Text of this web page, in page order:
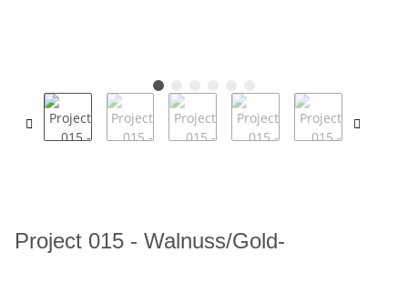
Project 015 - Walnuss/Gold-